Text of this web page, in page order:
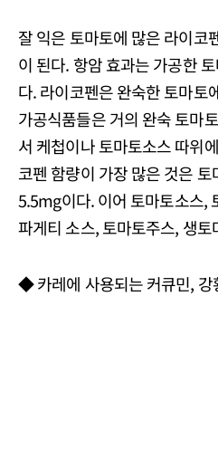
잘 익은 토마토에 많은 라이코
이 된다. 항암 효과는 가공한
다. 라이코펜은 완숙한 토마토
가공식품들은 거의 완숙 토마
서 케첩이나 토마토소스 따위
코펜 함량이 가장 많은 것은
5.5mg이다. 이어 토마토소스,
파게티 소스, 토마토주스, 생토
◆ 카레에 사용되는 커큐민, 강